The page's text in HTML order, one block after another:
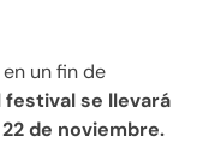
un fin de
festival se llevará
de noviembre.